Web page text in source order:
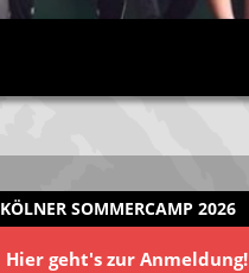
KÖLNER SOMMERCAMP 2026
Hier geht's zur Anmeldung!